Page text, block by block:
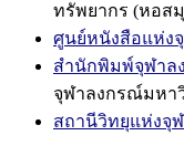
ทรัพยากร (หอส
ศูนย์หนังสือแห่ง
สำนักพิมพ์จุฬาล
จุฬาลงกรณ์มหา
สถานีวิทยุแห่งจุ